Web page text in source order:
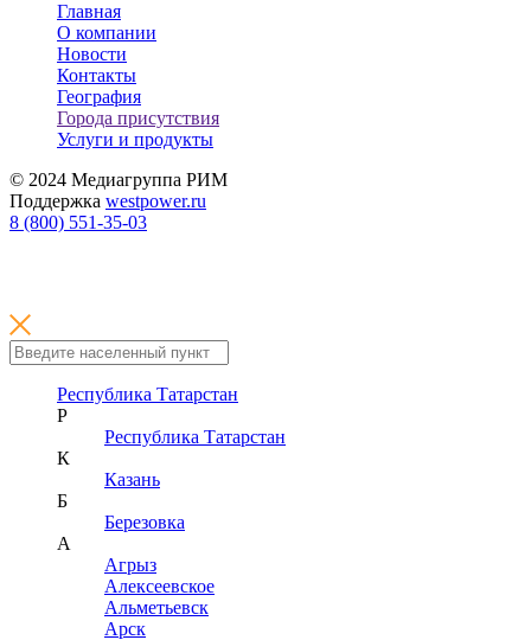
Главная
О компании
Новости
Контакты
География
Города присутствия
Услуги и продукты
© 2024 Медиагруппа РИМ
Поддержка westpower.ru
8 (800) 551-35-03
Республика Татарстан
Р
Республика Татарстан
К
Казань
Б
Березовка
А
Агрыз
Алексеевское
Альметьевск
Арск